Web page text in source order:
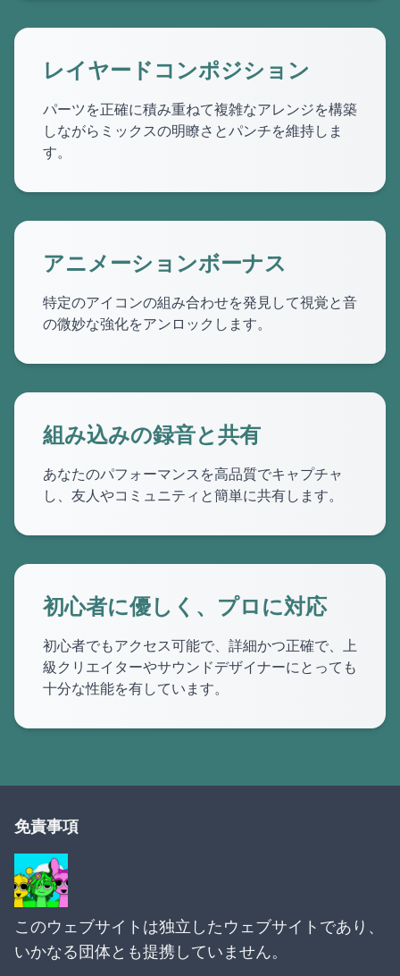
レイヤードコンポジション
パーツを正確に積み重ねて複雑なアレンジを構築
しながらミックスの明瞭さとパンチを維持しま
す。
アニメーションボーナス
特定のアイコンの組み合わせを発見して視覚と音
の微妙な強化をアンロックします。
組み込みの録音と共有
あなたのパフォーマンスを高品質でキャプチャ
し、友人やコミュニティと簡単に共有します。
初心者に優しく、プロに対応
初心者でもアクセス可能で、詳細かつ正確で、上
級クリエイターやサウンドデザイナーにとっても
十分な性能を有しています。
免責事項
このウェブサイトは独立したウェブサイトであり、
いかなる団体とも提携していません。